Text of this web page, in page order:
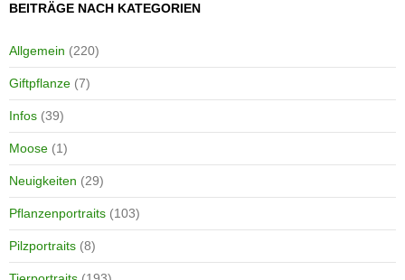
BEITRÄGE NACH KATEGORIEN
Allgemein (220)
Giftpflanze (7)
Infos (39)
Moose (1)
Neuigkeiten (29)
Pflanzenportraits (103)
Pilzportraits (8)